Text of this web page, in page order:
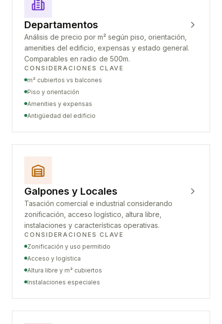
Departamentos
Análisis de precio por m² según piso, orientación,
amenities del edificio, expensas y estado general.
Comparables en radio de 500m.
CONSIDERACIONES CLAVE
m² cubiertos vs balcones
Piso y orientación
Amenities y expensas
Antigüedad del edificio
Galpones y Locales
Tasación comercial e industrial considerando
zonificación, acceso logístico, altura libre,
instalaciones y características operativas.
CONSIDERACIONES CLAVE
Zonificación y uso permitido
Acceso y logística
Altura libre y m² cubiertos
Instalaciones especiales